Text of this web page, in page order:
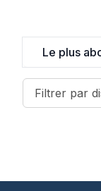
Le plus
Filtrer par